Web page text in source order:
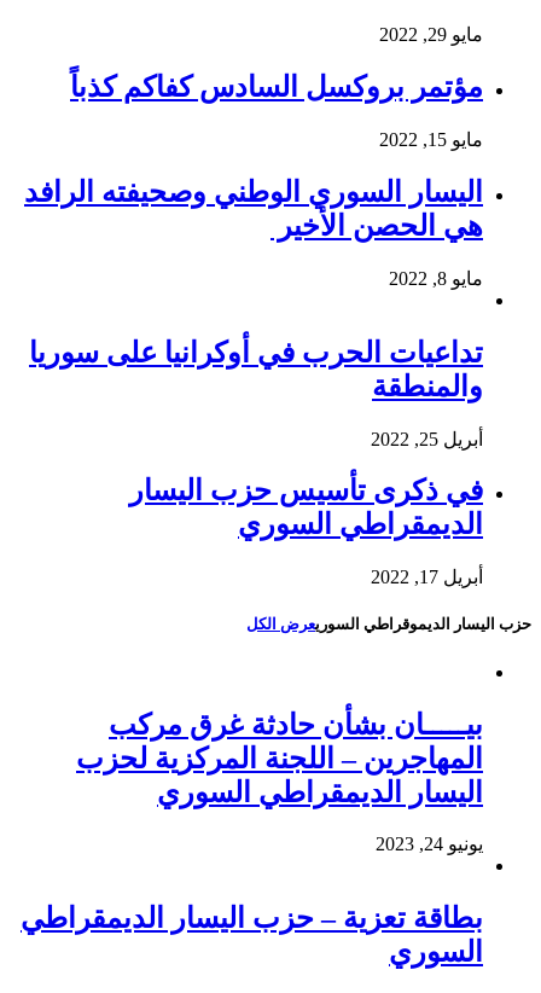
مايو 29, 2022
مؤتمر بروكسل السادس كفاكم كذباً
مايو 15, 2022
اليسار السوري الوطني وصحيفته الرافد
هي الحصن الأخير
مايو 8, 2022
تداعيات الحرب في أوكرانيا على سوريا
والمنطقة
أبريل 25, 2022
في ذكرى تأسيس حزب اليسار
الديمقراطي السوري
أبريل 17, 2022
حزب اليسار الديموقراطي السوريعرض الكل
بيـــــان بشأن حادثة غرق مركب
المهاجرين – اللجنة المركزية لحزب
اليسار الديمقراطي السوري
يونيو 24, 2023
بطاقة تعزية – حزب اليسار الديمقراطي
السوري